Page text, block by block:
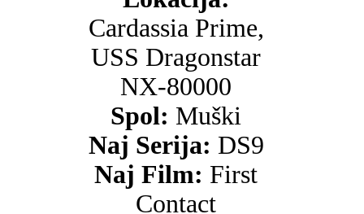
Cardassia Prime,
USS Dragonstar
NX-80000
Spol: Muški
Naj Serija: DS9
Naj Film: First
Contact